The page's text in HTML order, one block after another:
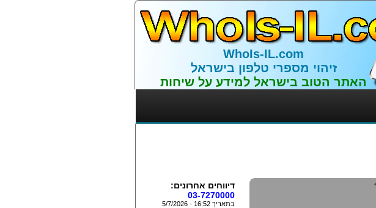
WhoIs-IL.com
זיהוי מספרי טלפון בישראל
האתר הטוב בישראל למידע על שיחות
דיווחים אחרונים:
03-7270000
בתאריך 16:52 - 5/7/2026